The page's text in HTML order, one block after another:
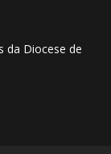
da Diocese de